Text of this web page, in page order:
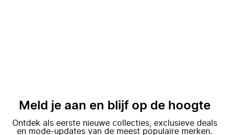
Meld je aan en blijf op de hoogte
Ontdek als eerste nieuwe collecties, exclusieve deals
en mode-updates van de meest populaire merken.